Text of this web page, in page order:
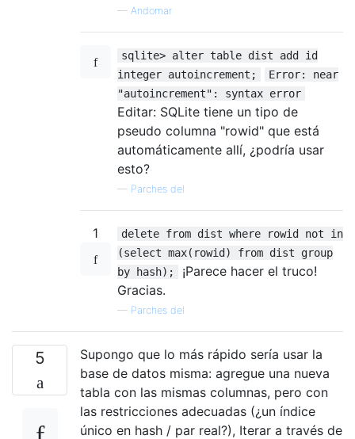
— Andomar
sqlite> alter table dist add id
integer autoincrement;
Error: near
"autoincrement": syntax error
Editar: SQLite tiene un tipo de
pseudo columna "rowid" que está
automáticamente allí, ¿podría usar
esto?
— Parches del
1
delete from dist where rowid not in
(select max(rowid) from dist group
by hash);
¡Parece hacer el truco!
Gracias.
— Parches del
5
Supongo que lo más rápido sería usar la
base de datos misma: agregue una nueva
tabla con las mismas columnas, pero con
las restricciones adecuadas (¿un índice
único en hash / par real?), Iterar a través de